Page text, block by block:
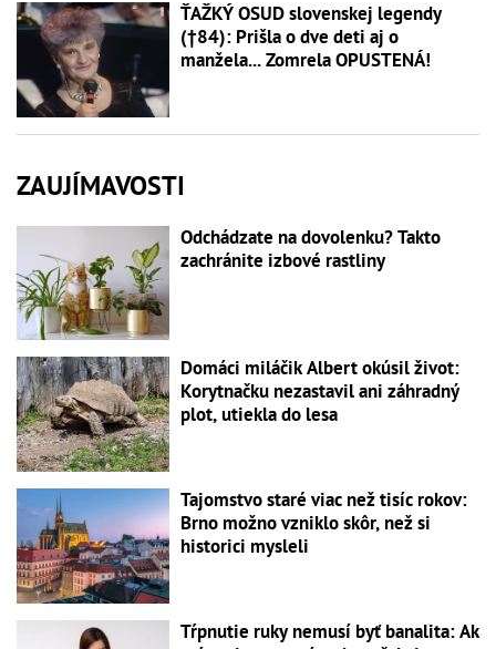
ŤAŽKÝ OSUD slovenskej legendy
(†84): Prišla o dve deti aj o
manžela... Zomrela OPUSTENÁ!
ZAUJÍMAVOSTI
Odchádzate na dovolenku? Takto
zachránite izbové rastliny
Domáci miláčik Albert okúsil život:
Korytnačku nezastavil ani záhradný
plot, utiekla do lesa
Tajomstvo staré viac než tisíc rokov:
Brno možno vzniklo skôr, než si
historici mysleli
Tŕpnutie ruky nemusí byť banalita: Ak